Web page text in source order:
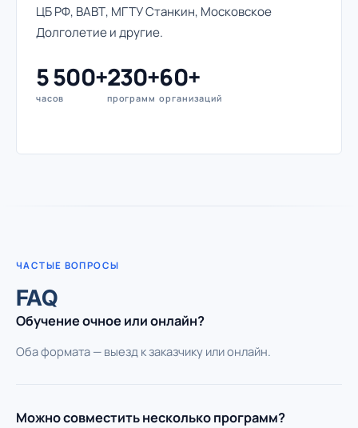
ЦБ РФ, ВАВТ, МГТУ Станкин, Московское
Долголетие и другие.
5 500+
часов
230+
программ
60+
организаций
ЧАСТЫЕ ВОПРОСЫ
FAQ
Обучение очное или онлайн?
Оба формата — выезд к заказчику или онлайн.
Можно совместить несколько программ?